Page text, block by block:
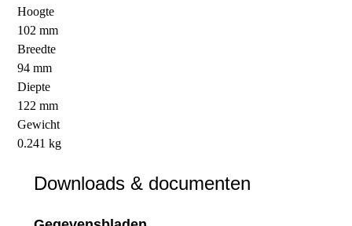
Hoogte
102 mm
Breedte
94 mm
Diepte
122 mm
Gewicht
0.241 kg
Downloads & documenten